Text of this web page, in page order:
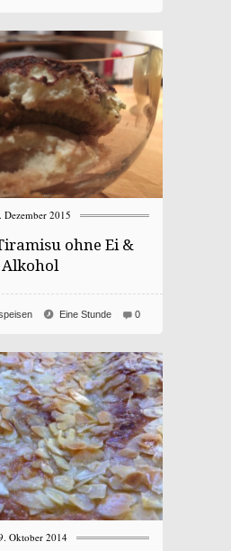
Dezember 2015
ohne Ei &
Alkohol
0
Eine Stunde
Oktober 2014